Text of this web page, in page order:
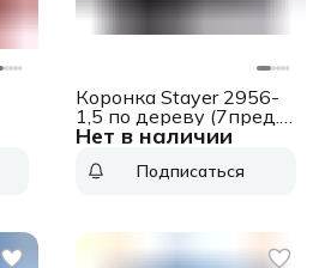
Нет в наличии
Коронка Stayer 2956-
1,5 по дереву (7пред.)
для дрелей/
Подписаться